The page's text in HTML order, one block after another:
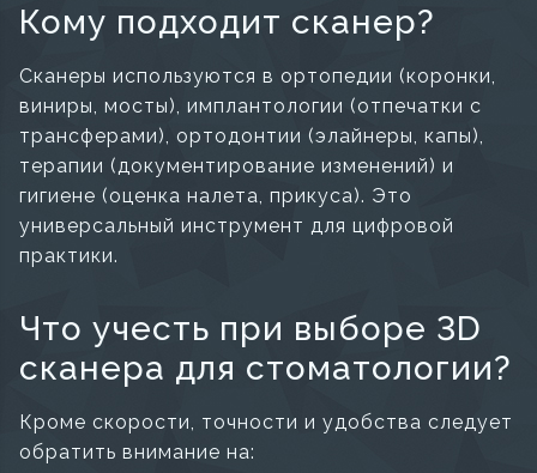
Кому подходит сканер?
Сканеры используются в ортопедии (коронки,
виниры, мосты), имплантологии (отпечатки с
трансферами), ортодонтии (элайнеры, капы),
терапии (документирование изменений) и
гигиене (оценка налета, прикуса). Это
универсальный инструмент для цифровой
практики.
Что учесть при выборе 3D
сканера для стоматологии?
Кроме скорости, точности и удобства следует
обратить внимание на: